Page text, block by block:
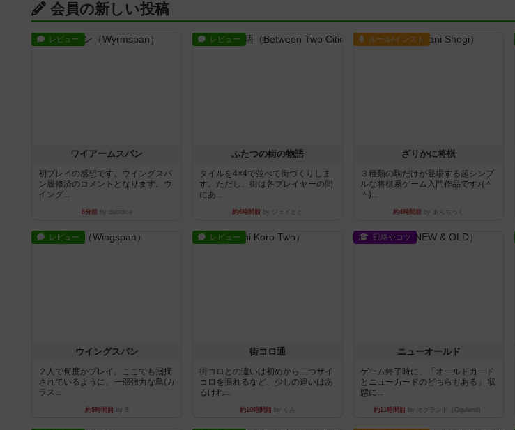
会員の新しい投稿
レビュー
ワイアームスパン
初プレイの感想です。ウイングスパ
ン履修済のコメントとなります。ウ
イング...
8分前by daisdice
レビュー
ふたつの街の物語
タイルを4×4で並べて街づくりしま
す。ただし、街は各プレイヤーの間
にあ...
約4時間前 by ジェイとと
ルール/インスト
ざりかに将棋
３種類の駒だけが登場する超シンプ
ルな将棋系ゲーム入門作品です♪(＾
＾)...
約4時間前 by あんちっく
レビュー
ウイングスパン
２人で何度かプレイ。ここでも指摘
されているように、一部強力な鳥(カ
ラス...
約5時間前by S
レビュー
街コロ通
街コロとの違いは初めから二つサイ
コロを振れるなど、少しの違いはあ
るけれ...
約10時間前 by くみ
戦略やコツ
ニューオールド
ゲーム終了時に、「オールドカード
とニューカードのどちらもある」 状
態に...
約11時間前by オグランド（Oguland）